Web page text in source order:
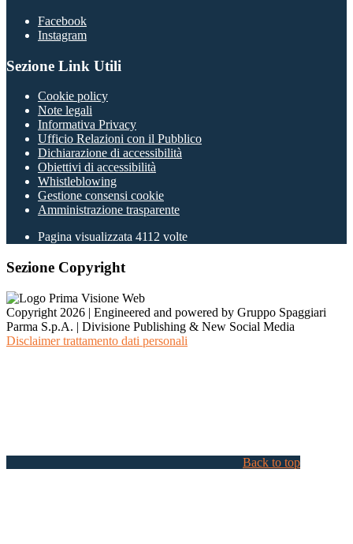
Facebook
Instagram
Sezione Link Utili
Cookie policy
Note legali
Informativa Privacy
Ufficio Relazioni con il Pubblico
Dichiarazione di accessibilità
Obiettivi di accessibilità
Whistleblowing
Gestione consensi cookie
Amministrazione trasparente
Pagina visualizzata 4112 volte
Sezione Copyright
Copyright 2026 | Engineered and powered by Gruppo Spaggiari
Parma S.p.A. | Divisione Publishing & New Social Media
Disclaimer trattamento dati personali
Back to top